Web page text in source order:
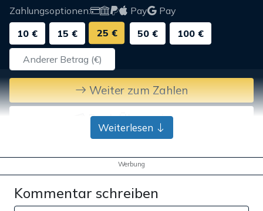
Zahlungsoptionen: Pay
Pay
10 €
15 € 25 € 50 € 100 €
Weiter zum Zahlen
Bank-Überweisung
Weiterlesen
Werbung
Kommentar schreiben